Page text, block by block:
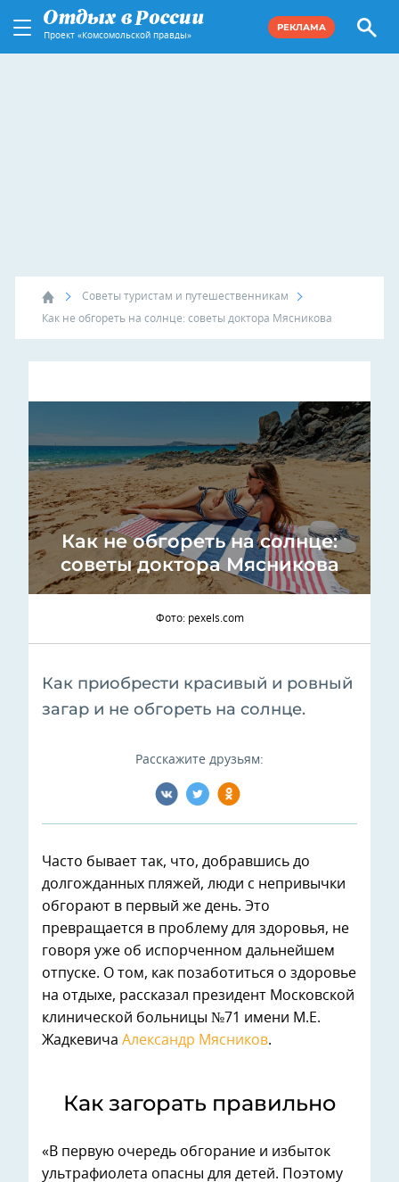
Проект «Комсомольской правды»
РЕКЛАМА
Советы туристам и путешественникам
Как не обгореть на солнце: советы доктора Мясникова
Как не обгореть на солнце:
советы доктора Мясникова
Фото: pexels.com
Как приобрести красивый и ровный
загар и не обгореть на солнце.
Расскажите друзьям:
Часто бывает так, что, добравшись до
долгожданных пляжей, люди с непривычки
обгорают в первый же день. Это
превращается в проблему для здоровья, не
говоря уже об испорченном дальнейшем
отпуске. О том, как позаботиться о здоровье
на отдыхе, рассказал президент Московской
клинической больницы №71 имени М.Е.
Жадкевича Александр Мясников.
Как загорать правильно
«В первую очередь обгорание и избыток
ультрафиолета опасны для детей. Поэтому